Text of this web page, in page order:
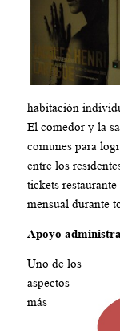
habitación
El comedor y la
comunes para
entre los
tickets
mensual durante
Apoyo
Uno de los
aspectos
más